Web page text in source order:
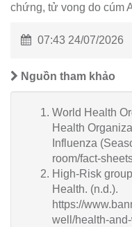
chứng, tử vong do cúm
07:43 24/07/2026
Nguồn tham khảo
World Health
Health
Influenza
room/fact-
High-Risk
Health. (n.d.).
https://
well/health-